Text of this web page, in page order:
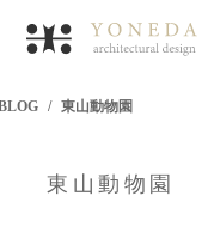
東山動物園
東山動物園